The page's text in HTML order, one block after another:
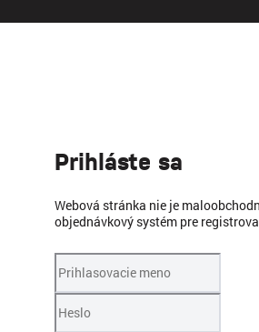
Prihláste sa
Webová stránka nie je
objednávkový systém pre